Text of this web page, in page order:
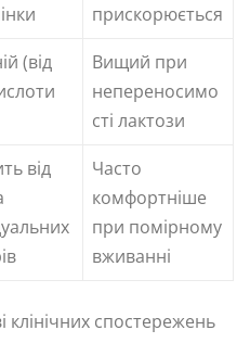
прискорюється
(від
Вищий при
непереносимо
сті лактози
від
Часто
комфортніше
при помірному
вживанні
клінічних спостережень